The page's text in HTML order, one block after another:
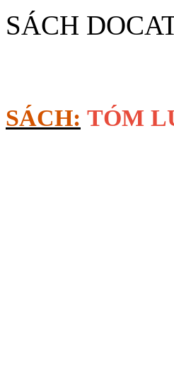
SÁCH
SÁCH: TÓM